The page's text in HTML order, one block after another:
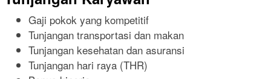
Gaji pokok yang kompetitif
Tunjangan transportasi dan makan
Tunjangan kesehatan dan asuransi
Tunjangan hari raya (THR)